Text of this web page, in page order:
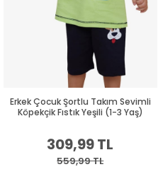
Erkek Çocuk Şortlu Takım Sevimli
Köpekçik Fıstık Yeşili (1-3 Yaş)
309,99 TL
559,99 TL